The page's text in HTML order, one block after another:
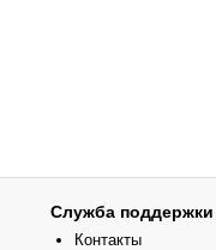
Служба поддержки
Контакты